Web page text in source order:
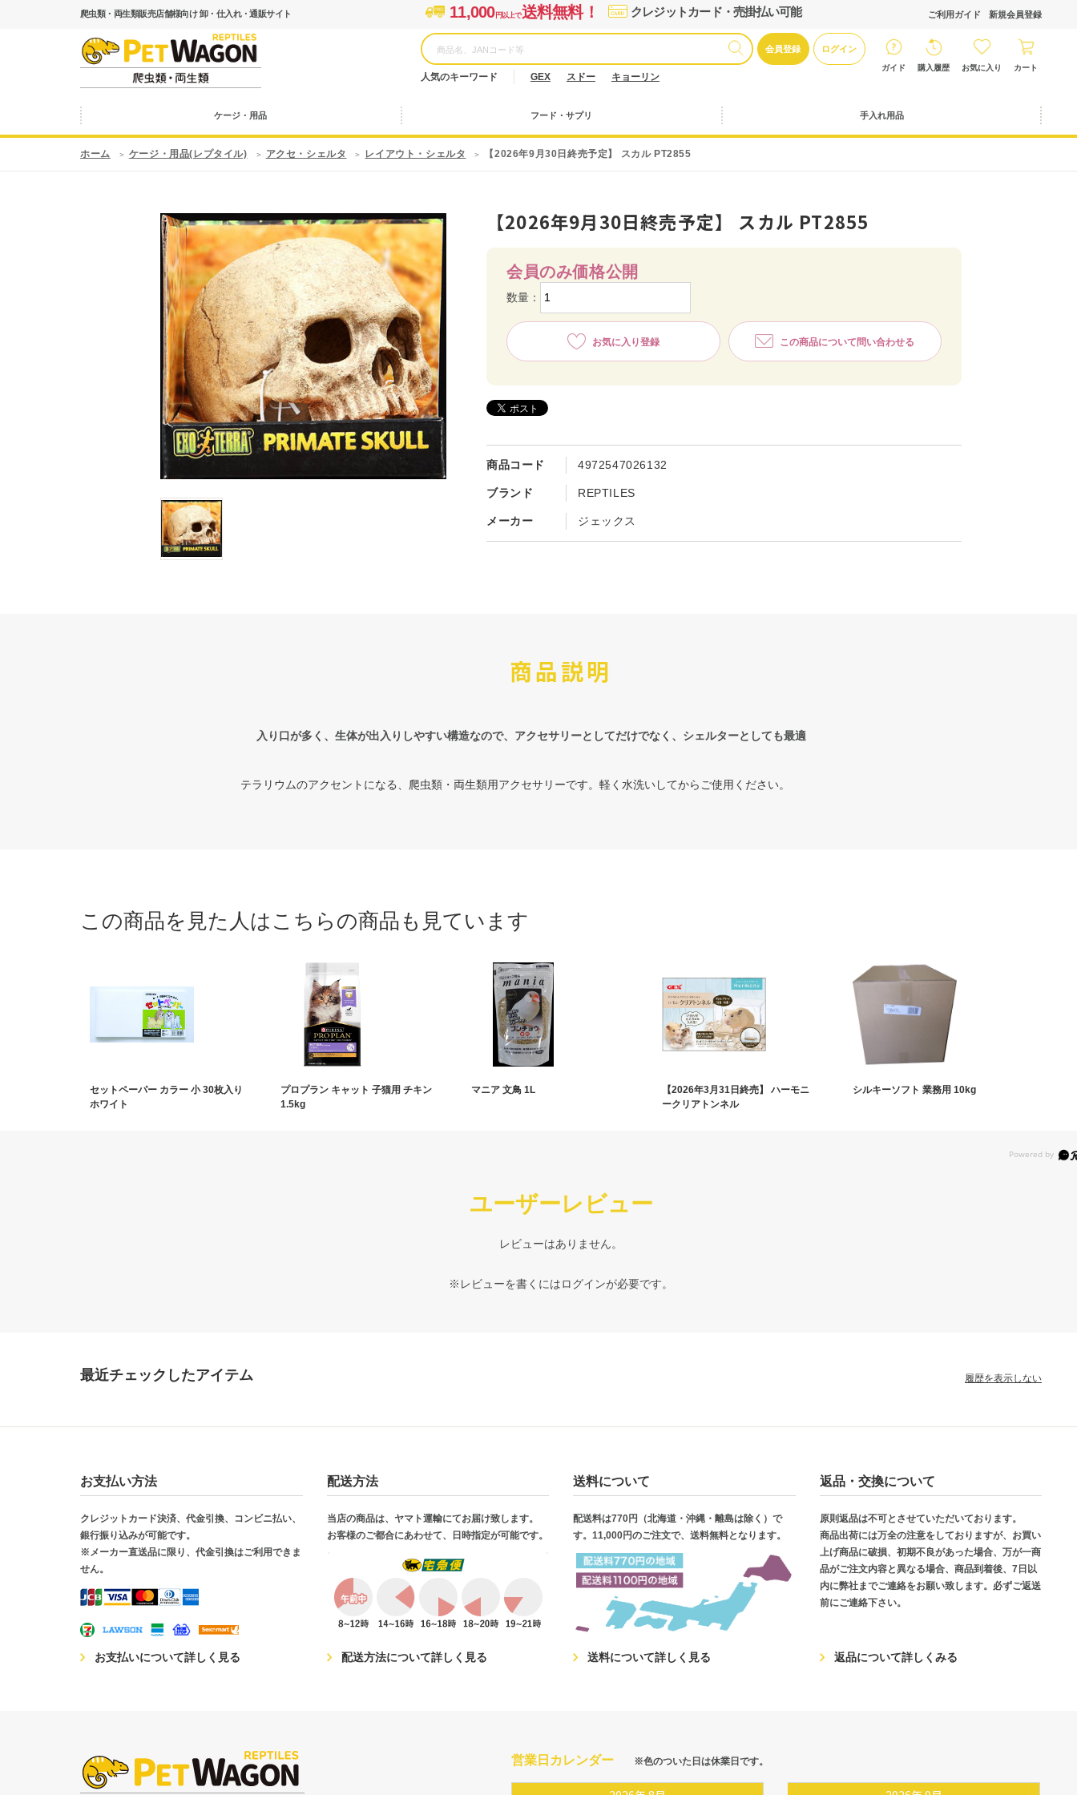
爬虫類・両生類販売店舗様向け 卸・仕入れ・通販サイト 11,000円以上で送料無料！ クレジットカード・売掛払い可能
会員登録 ログイン
人気のキーワード GEX スドー キョーリン
ご利用ガイド 新規会員登録
ガイド 購入履歴 お気に入り カート
ケージ・用品 フード・サプリ 手入れ用品
ホーム ケージ・用品(レプタイル) アクセ・シェルタ レイアウト・シェルタ 【2026年9月30日終売予定】 スカル PT2855
【2026年9月30日終売予定】 スカル PT2855
商品コード 4972547026132
ブランド REPTILES
メーカー ジェックス
会員のみ価格公開
数量：
お気に入り登録 この商品について問い合わせる
商品説明
入り口が多く、生体が出入りしやすい構造なので、アクセサリーとしてだけでなく、シェルターとしても最適
テラリウムのアクセントになる、爬虫類・両生類用アクセサリーです。軽く水洗いしてからご使用ください。
この商品を見た人はこちらの商品も見ています
セットペーパー カラー 小 30枚入り
ホワイト
プロプラン キャット 子猫用 チキン
1.5kg
マニア 文鳥 1L
【2026年3月31日終売】 ハーモニ
ークリアトンネル
シルキーソフト 業務用 10kg
ユーザーレビュー
レビューはありません。
※レビューを書くにはログインが必要です。
最近チェックしたアイテム 履歴を表示しない
お支払い方法
クレジットカード決済、代金引換、コンビニ払い、
銀行振り込みが可能です。
※メーカー直送品に限り、代金引換はご利用できま
せん。
お支払いについて詳しく見る
配送方法
当店の商品は、ヤマト運輸にてお届け致します。
お客様のご都合にあわせて、日時指定が可能です。
配送方法について詳しく見る
送料について
配送料は770円（北海道・沖縄・離島は除く）で
す。11,000円のご注文で、送料無料となります。
送料について詳しく見る
返品・交換について
原則返品は不可とさせていただいております。
商品出荷には万全の注意をしておりますが、お買い
上げ商品に破損、初期不良があった場合、万が一商
品がご注文内容と異なる場合、商品到着後、7日以
内に弊社までご連絡をお願い致します。必ずご返送
前にご連絡下さい。
返品について詳しくみる
営業日カレンダー ※色のついた日は休業日です。